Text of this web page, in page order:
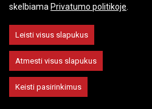
El. paštas: komisija@vkpk.lt
Keisti slapukų nustatymus
skelbiama Privatumo politikoje
Leisti visus slapukus
Atmesti visus slapukus
Keisti pasirinkimus